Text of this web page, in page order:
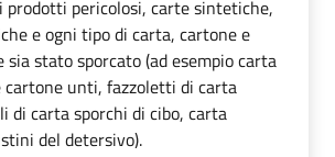
pericolosi, carte sintetiche,
e ogni tipo di carta, cartone e
sia stato sporcato (ad esempio carta
cartone unti, fazzoletti di carta
di carta sporchi di cibo, carta
del detersivo).